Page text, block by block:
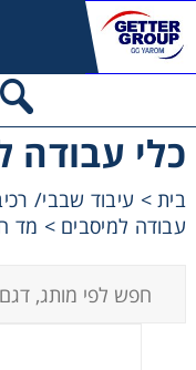
כלי עבודה
בית> עיבוד שבבי/
עבודה למיסבים > מד
not found.
מעונין לקבל
מקשרים, מצמדים